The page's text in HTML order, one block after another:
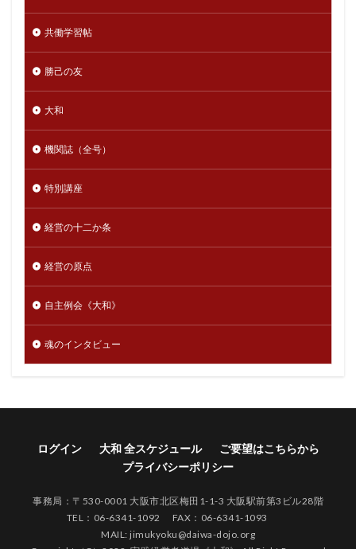
共働学習帖
勝己の友
大和
機関誌（全号）
特別講座
経営の十二か条
経営の原点
自主例会《大和》
魂のインタビュー
ログイン 大和 全スケジュール
ご要望はこちらから
プライバシーポリシー
事務局：〒530-0001 大阪市北区梅田1-1-3 大阪駅前第3ビル28階
TEL：06-6341-1092 FAX：06-6341-1093
MAIL: jimukyoku@daiwa-dojo.org